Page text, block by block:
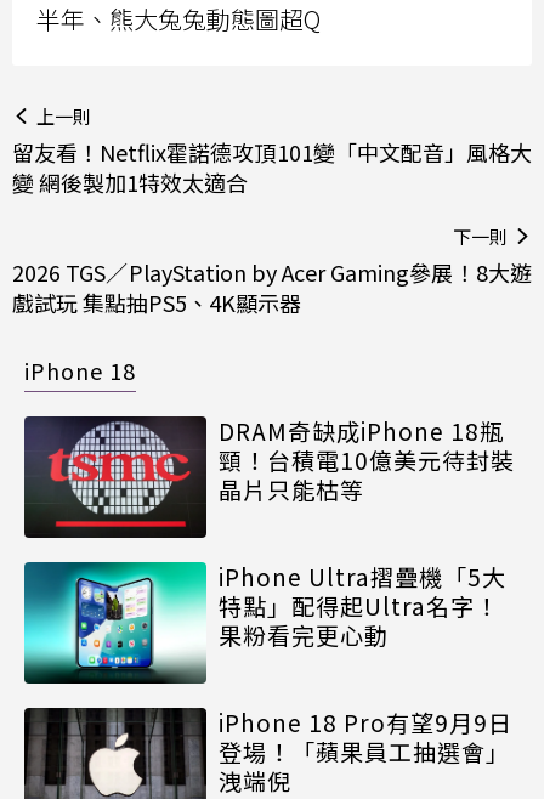
半年、熊大兔兔動態圖超Q
上一則
留友看！Netflix霍諾德攻頂101變「中文配音」風格大
變 網後製加1特效太適合
下一則
2026 TGS／PlayStation by Acer Gaming參展！8大遊
戲試玩 集點抽PS5、4K顯示器
iPhone 18
DRAM奇缺成iPhone 18瓶
頸！台積電10億美元待封裝
晶片只能枯等
iPhone Ultra摺疊機「5大
特點」配得起Ultra名字！
果粉看完更心動
iPhone 18 Pro有望9月9日
登場！「蘋果員工抽選會」
洩端倪